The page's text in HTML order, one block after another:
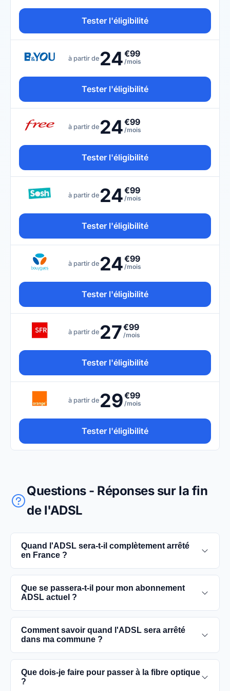
Tester l'éligibilité
à partir de 24€99
/mois
Tester l'éligibilité
à partir de 24€99
/mois
Tester l'éligibilité
à partir de 24€99
/mois
Tester l'éligibilité
à partir de 24€99
/mois
Tester l'éligibilité
à partir de 27€99
/mois
Tester l'éligibilité
à partir de 29€99
/mois
Tester l'éligibilité
Questions - Réponses sur la fin
de l'ADSL
Quand l'ADSL sera-t-il complètement arrêté
en France ?
L'extinction complète du réseau ADSL est prévue
pour 2030. D'ici là, les utilisateurs sont
optique, plus rapides et fiables.
Que se passera-t-il pour mon abonnement
ADSL actuel ?
Vous pouvez continuer à utiliser votre
abonnement ADSL jusqu'à la date de fermeture du
conseillé de passer à la fibre optique dès que
possible pour une meilleure qualité de service.
Comment savoir quand l'ADSL sera arrêté
dans ma commune ?
Les dates précises de fermeture de l'ADSL varient
selon les communes. Vous pouvez trouver ces
Que dois-je faire pour passer à la fibre optique
?